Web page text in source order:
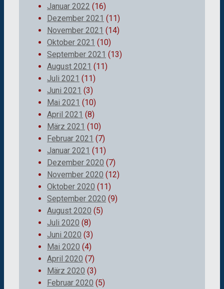
Januar 2022 (16)
Dezember 2021 (11)
November 2021 (14)
Oktober 2021 (10)
September 2021 (13)
August 2021 (11)
Juli 2021 (11)
Juni 2021 (3)
Mai 2021 (10)
April 2021 (8)
März 2021 (10)
Februar 2021 (7)
Januar 2021 (11)
Dezember 2020 (7)
November 2020 (12)
Oktober 2020 (11)
September 2020 (9)
August 2020 (5)
Juli 2020 (8)
Juni 2020 (3)
Mai 2020 (4)
April 2020 (7)
März 2020 (3)
Februar 2020 (5)